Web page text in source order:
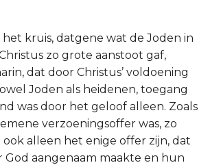
het kruis, datgene wat de Joden in
zo grote aanstoot gaf,
dat door Christus’ voldoening
Joden als heidenen, toegang
was door het geloof alleen. Zoals
verzoeningsoffer was, zo
alleen het enige offer zijn, dat
God aangenaam maakte en hun